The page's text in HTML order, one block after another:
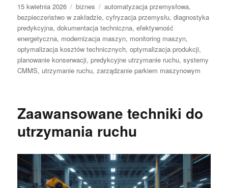
Data
publikacji
15 kwietnia 2026 Kategorie
biznes Tagi
automatyzacja przemysłowa,
bezpieczeństwo w zakładzie,cyfryzacja przemysłu,diagnostyka
predykcyjna,dokumentacja techniczna,efektywność
energetyczna, modernizacja maszyn, monitoring maszyn,
optymalizacja kosztów technicznych,optymalizacja produkcji,
planowanie konserwacji,predykcyjne utrzymanie ruchu,systemy
CMMS, utrzymanie ruchu,zarządzanie parkiem maszynowym
Zaawansowane techniki do
utrzymania ruchu